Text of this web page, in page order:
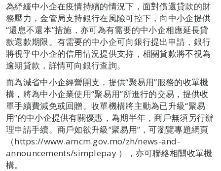
為紓緩中小企在疫情持續的情況下，面對償還貸款的財
務壓力，金管局支持銀行在風險可控下，向中小企提供
“還息不還本”措施，亦可為有需要的中小企相應延長貸
款還款期限。有需要的中小企可向銀行提出申請，銀行
將視乎中小企的信用情況提供支持，相關貸款將不視為
逾期貸款，詳情可向銀行查詢。
而為減省中小企經營開支，提供“聚易用”服務的收單機
構，將為中小企業使用“聚易用”所進行的交易，提供收
單手續費減免或回贈。收單機構將主動為已升級“聚易
用”的中小企提供有關優惠，為期半年，商戶無須另行辦
理申請手續。商戶如欲升級“聚易用”，可瀏覽專題網頁
（https://www.amcm.gov.mo/zh/news-and-
announcements/simplepay ），亦可聯絡相關收單機
構。